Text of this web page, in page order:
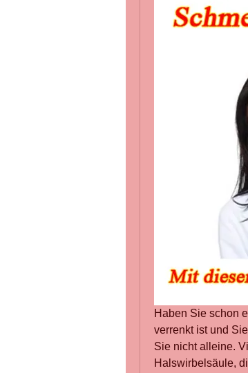
Haben Sie schon
verrenkt ist und
Sie nicht alleine.
Halswirbelsäule,